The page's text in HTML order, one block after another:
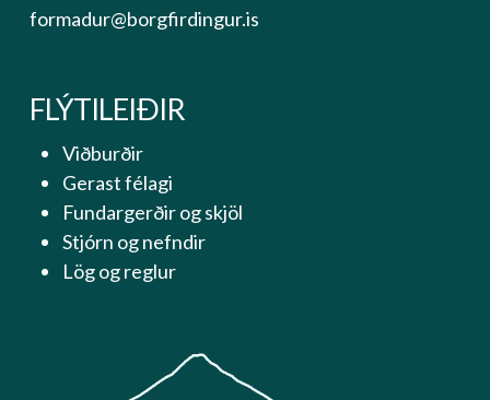
formadur@borgfirdingur.is
FLÝTILEIÐIR
Viðburðir
Gerast félagi
Fundargerðir og skjöl
Stjórn og nefndir
Lög og reglur